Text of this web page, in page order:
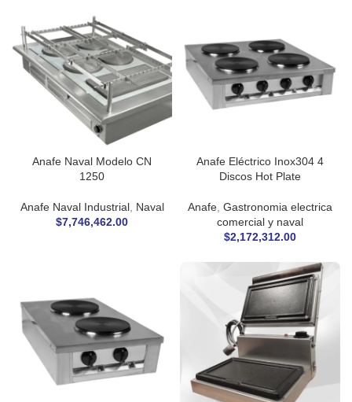
Anafe Naval Modelo CN
1250
Anafe Naval Industrial, Naval
$7,746,462.00
Anafe Eléctrico Inox304 4
Discos Hot Plate
Anafe Gastronomia electrica
comercial y naval
$2,172,312.00